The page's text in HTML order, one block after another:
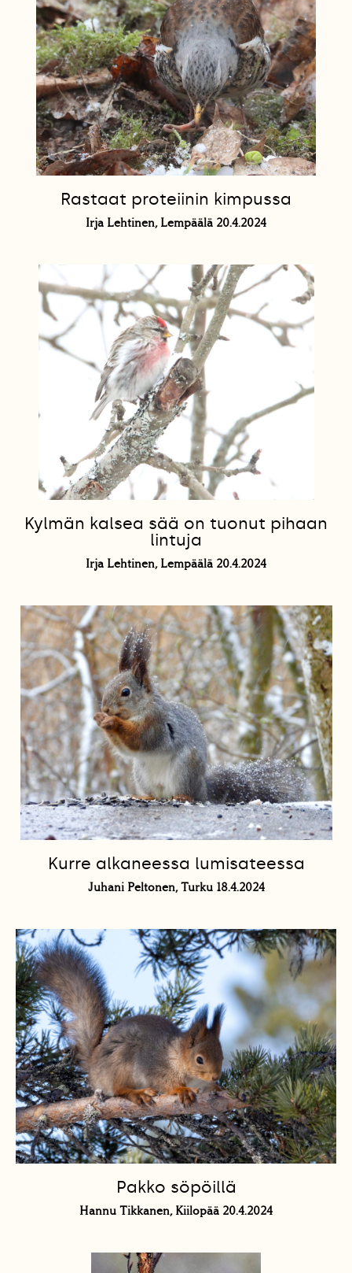
Rastaat proteiinin kimpussa
Irja Lehtinen, Lempäälä 20.4.2024
Kylmän kalsea sää on tuonut pihaan
lintuja
Irja Lehtinen, Lempäälä 20.4.2024
Kurre alkaneessa lumisateessa
Juhani Peltonen, Turku 18.4.2024
Pakko söpöillä
Hannu Tikkanen, Kiilopää 20.4.2024